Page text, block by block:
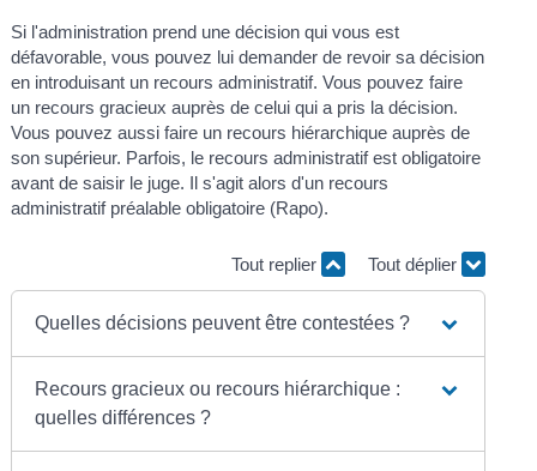
Si l'administration prend une décision qui vous est
défavorable, vous pouvez lui demander de revoir sa décision
en introduisant un recours administratif. Vous pouvez faire
un recours gracieux auprès de celui qui a pris la décision.
Vous pouvez aussi faire un recours hiérarchique auprès de
son supérieur. Parfois, le recours administratif est obligatoire
avant de saisir le juge. Il s'agit alors d'un recours
administratif préalable obligatoire (Rapo).
Tout replier Tout déplier
Quelles décisions peuvent être contestées ?
Recours gracieux ou recours hiérarchique :
quelles différences ?